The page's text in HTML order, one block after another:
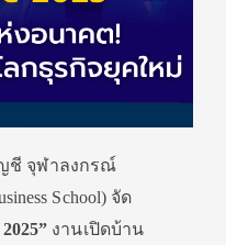
ชี จุฬาลงกรณ์
School) จัด
งานเปิดบ้าน